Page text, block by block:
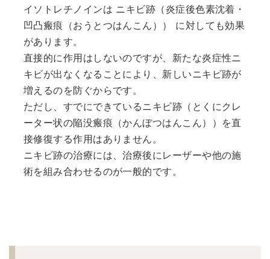
イソトレチノインは ニキビ跡（炎症後色素沈着・
凹凸瘢痕（おうとつはんこん）） に対しても効果
があります。
直接的に作用はしないのですが、新たな炎症性ニ
キビが出なくなることにより、新しいニキビ跡が
増えるのを防ぐからです。
ただし、すでにできているニキビ跡（とくにクレ
ーター状の陥没瘢痕（かんぼつはんこん））を直
接修復する作用はありません。
ニキビ跡の治療には、治療後にレーザーや他の施
術を組み合わせるのが一般的です。